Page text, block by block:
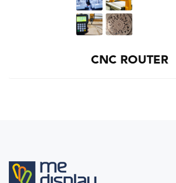
CNC ROUTER